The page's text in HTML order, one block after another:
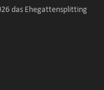
das Ehegattensplitting